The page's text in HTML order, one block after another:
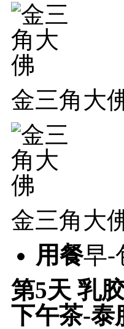
金三角大
金三角大
用餐早-
第5天 乳
下午茶-泰